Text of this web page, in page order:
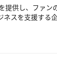
提供し、ファ
スを支援する